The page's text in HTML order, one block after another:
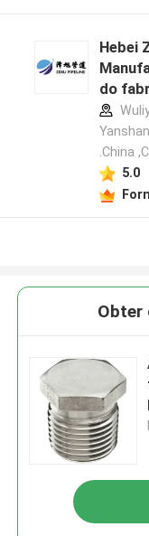
Hebei
do
.China
5.0
Obter